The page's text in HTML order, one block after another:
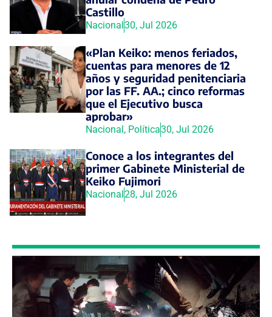
Castillo
Nacional 30, Jul 2026
«Plan Keiko: menos feriados,
cuentas para menores de 12
años y seguridad penitenciaria
por las FF. AA.; cinco reformas
que el Ejecutivo busca
aprobar»
Nacional , Política30, Jul 2026
Conoce a los integrantes del
primer Gabinete Ministerial de
Keiko Fujimori
Nacional 28, Jul 2026